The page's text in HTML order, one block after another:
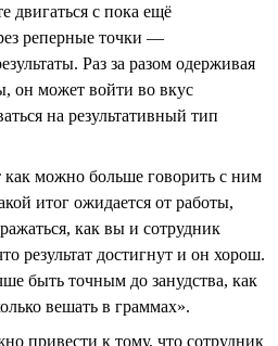
двигаться с пока ещё
реперные точки —
Раз за разом одерживая
он может войти во вкус
на результативный тип
можно больше говорить с ним
итог ожидается от работы,
как вы и сотрудник
результат достигнут и он хорош.
быть точным до занудства, как
вешать в граммах».
привести к тому, что сотрудник